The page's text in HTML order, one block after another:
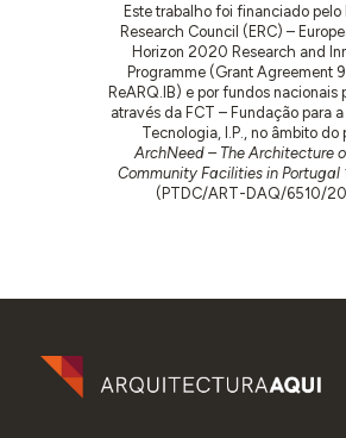
Este trabalho foi financiado pelo
Research Council (ERC) –
Horizon 2020 Research and
Programme (Grant Agreement
ReARQ.IB) e por fundos nacionais
através da FCT – Fundação para
Tecnologia, I.P., no âmbito do
ArchNeed – The Architecture
Community Facilities in Portugal
(PTDC/ART-DAQ/6510/